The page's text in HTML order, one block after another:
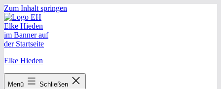
Zum Inhalt springen
Elke Hieden
Menü Schließen